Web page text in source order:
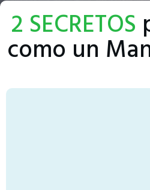
2 SECRETOS
como un